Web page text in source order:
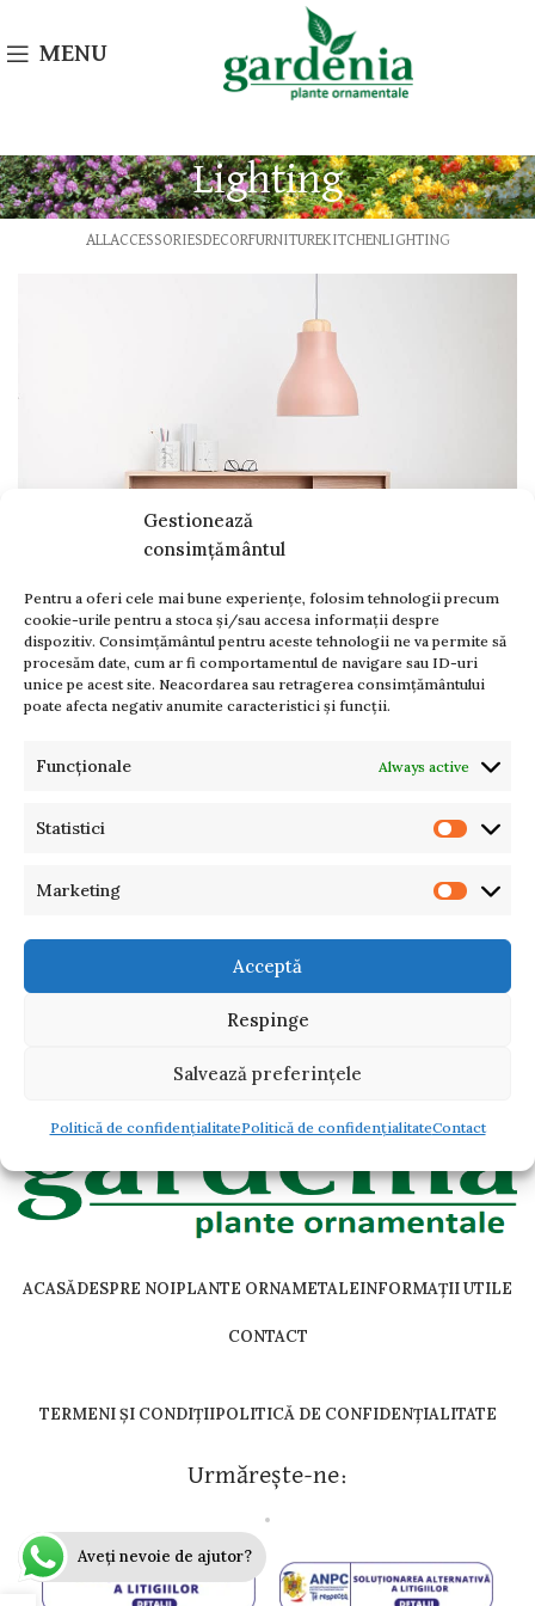
Gestionează
consimțământul
Pentru a oferi cele mai bune experiențe, folosim tehnologii precum
cookie-urile pentru a stoca și/sau accesa informații despre
dispozitiv. Consimțământul pentru aceste tehnologii ne va permite să
procesăm date, cum ar fi comportamentul de navigare sau ID-uri
unice pe acest site. Neacordarea sau retragerea consimțământului
poate afecta negativ anumite caracteristici și funcții.
Funcționale Always active
Statistici
Marketing
Acceptă
Respinge
Salvează preferințele
Politică de confidențialitatePolitică de confidențialitateContact
MENU
Lighting
ALLACCESSORIESDECORFURNITUREKITCHENLIGHTING
Venenatis nam phasellus
ACASĂDESPRE NOIPLANTE ORNAMETALEINFORMAȚII UTILE
CONTACT
TERMENI ȘI CONDIȚIIPOLITICĂ DE CONFIDENȚIALITATE
Urmărește-ne:
Copyright@2025 by Gardenia
Aveți nevoie de ajutor?